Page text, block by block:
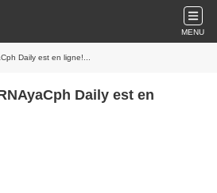
MENU
Daily est en ligne!...
Daily est en